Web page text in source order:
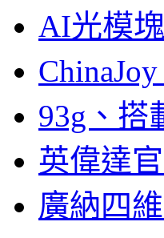
AI光模
93g、搭
英偉達
廣納四